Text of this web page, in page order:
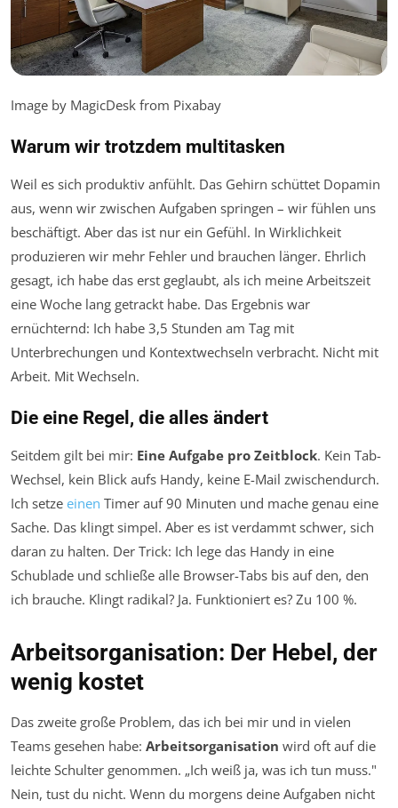
Image by MagicDesk from Pixabay
Warum wir trotzdem multitasken
Weil es sich produktiv anfühlt. Das Gehirn schüttet Dopamin
aus, wenn wir zwischen Aufgaben springen – wir fühlen uns
beschäftigt. Aber das ist nur ein Gefühl. In Wirklichkeit
produzieren wir mehr Fehler und brauchen länger. Ehrlich
gesagt, ich habe das erst geglaubt, als ich meine Arbeitszeit
eine Woche lang getrackt habe. Das Ergebnis war
ernüchternd: Ich habe 3,5 Stunden am Tag mit
Unterbrechungen und Kontextwechseln verbracht. Nicht mit
Arbeit. Mit Wechseln.
Die eine Regel, die alles ändert
Seitdem gilt bei mir: Eine Aufgabe pro Zeitblock. Kein Tab-
Wechsel, kein Blick aufs Handy, keine E-Mail zwischendurch.
Ich setze einen Timer auf 90 Minuten und mache genau eine
Sache. Das klingt simpel. Aber es ist verdammt schwer, sich
daran zu halten. Der Trick: Ich lege das Handy in eine
Schublade und schließe alle Browser-Tabs bis auf den, den
ich brauche. Klingt radikal? Ja. Funktioniert es? Zu 100 %.
Arbeitsorganisation: Der Hebel, der
wenig kostet
Das zweite große Problem, das ich bei mir und in vielen
Teams gesehen habe: Arbeitsorganisation wird oft auf die
leichte Schulter genommen. „Ich weiß ja, was ich tun muss."
Nein, tust du nicht. Wenn du morgens deine Aufgaben nicht